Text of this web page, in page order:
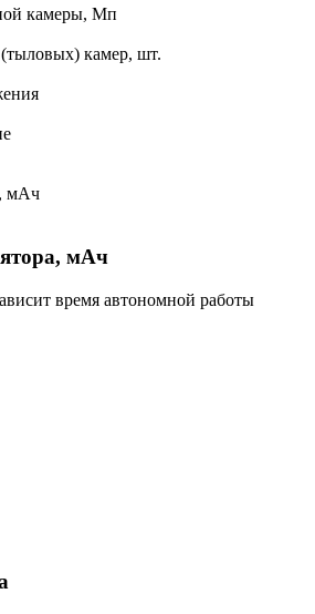
камеры, Мп
камер, шт.
мАч
мАч
время автономной работы